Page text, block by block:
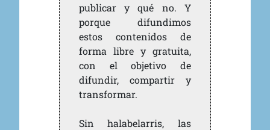
publicar y qué no. Y
porque difundimos
estos contenidos de
forma libre y gratuita,
con el objetivo de
difundir, compartir y
transformar.
Sin halabelarris, las